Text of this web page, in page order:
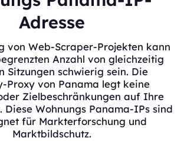
Adresse
von Web-Scraper-Projekten kann
Anzahl von gleichzeitig
Sitzungen schwierig sein. Die
Proxy von Panama legt keine
Zielbeschränkungen auf Ihre
Diese Wohnungs Panama-IPs sind
für Markterforschung und
Marktbildschutz.